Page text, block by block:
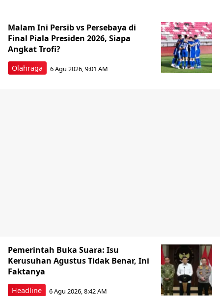
Olahraga
Malam Ini Persib vs Persebaya di
Final Piala Presiden 2026, Siapa
Angkat Trofi?
6 Agu 2026, 9:01 AM
Headline
Pemerintah Buka Suara: Isu
Kerusuhan Agustus Tidak Benar, Ini
Faktanya
6 Agu 2026, 8:42 AM